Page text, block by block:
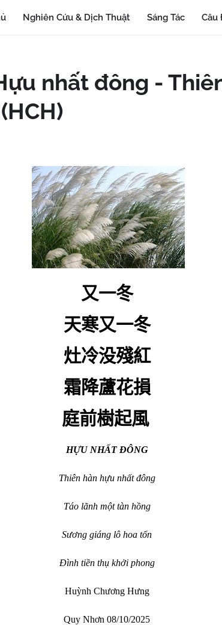
Nghiên Cứu & Dịch Thuật Sáng Tác Câu
nhất đông -
又一冬
天寒又一冬
灶冷没殘紅
霜降蘆花損
庭前樹起風
HỰU NHẤT ĐÔNG
Thiên hàn hựu nhất đông
Táo lãnh một tàn hồng
Sương giáng lô hoa tổn
Đình tiền thụ khởi phong
Huỳnh Chương Hưng
Quy Nhơn 08/10/2025